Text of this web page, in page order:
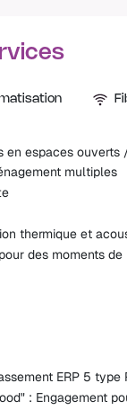
en espaces ouverts
multiples
thermique et
des moments de
ERP 5 type
: Engagement